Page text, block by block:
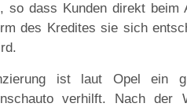
so dass Kunden direkt beim
des Kredites sie sich
ist laut Opel ein
verhilft. Nach der